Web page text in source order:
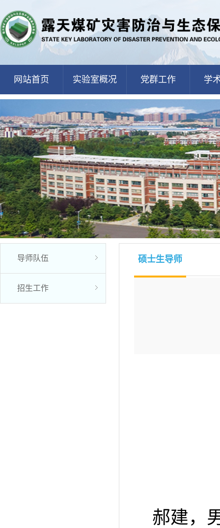
网站首页 实验室概况 党群工作 学
导师队伍
招生工作
硕士生导师
郝建，